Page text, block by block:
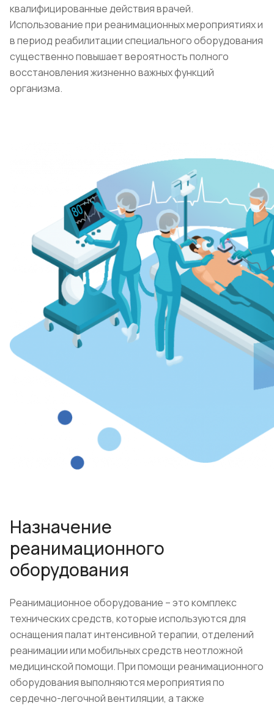
квалифицированные действия врачей.
Использование при реанимационных мероприятиях и
в период реабилитации специального оборудования
существенно повышает вероятность полного
восстановления жизненно важных функций
организма.
Назначение
реанимационного
оборудования
Реанимационное оборудование – это комплекс
технических средств, которые используются для
оснащения палат интенсивной терапии, отделений
реанимации или мобильных средств неотложной
медицинской помощи. При помощи реанимационного
оборудования выполняются мероприятия по
сердечно-легочной вентиляции, а также